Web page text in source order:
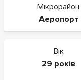
Мікрорайон
Аеропорт
Вік
29 років